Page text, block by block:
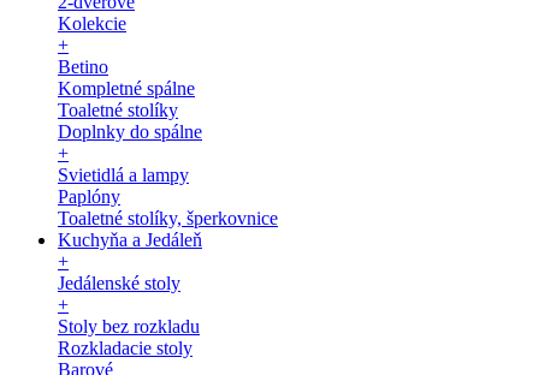
Kolekcie
+
Betino
Kompletné spálne
Toaletné stolíky
Doplnky do spálne
+
Svietidlá a lampy
Paplóny
Toaletné stolíky, šperkovnice
Kuchyňa a Jedáleň
+
Jedálenské stoly
+
Stoly bez rozkladu
Rozkladacie stoly
Barové